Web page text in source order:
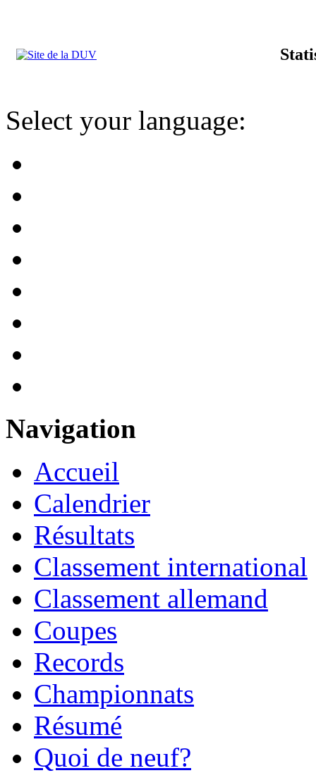
Select your language:
Navigation
Accueil
Calendrier
Résultats
Classement international
Classement allemand
Coupes
Records
Championnats
Résumé
Quoi de neuf?